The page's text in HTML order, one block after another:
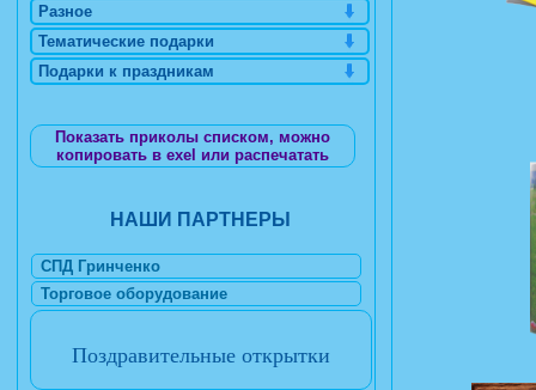
Разное
Тематические подарки
Подарки к праздникам
Показать приколы списком, можно
копировать в exel или распечатать
НАШИ ПАРТНЕРЫ
СПД Гринченко
Торговое оборудование
Поздравительные открытки